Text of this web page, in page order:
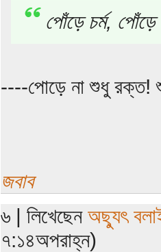
পোঁড়ে চর্ম,
----পোড়ে না শুধু রক্ত!
জবাব
৬ | লিখেছেন অছ্যুৎ
৭:১৪অপরাহ্ন)